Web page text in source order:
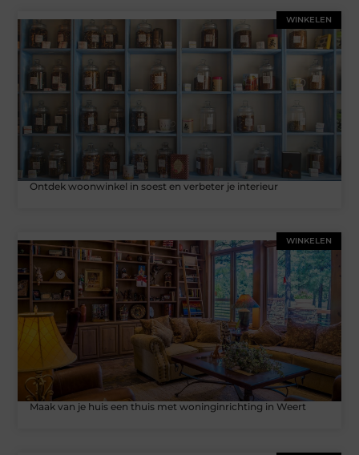
WINKELEN
Ontdek woonwinkel in soest en verbeter je interieur
WINKELEN
Maak van je huis een thuis met woninginrichting in Weert